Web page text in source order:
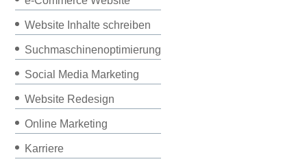
Website Inhalte schreiben
Suchmaschinenoptimierung
Social Media Marketing
Website Redesign
Online Marketing
Karriere